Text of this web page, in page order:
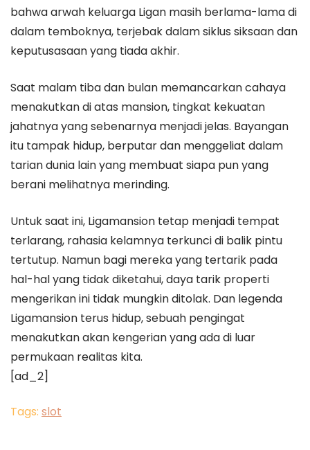
bahwa arwah keluarga Ligan masih berlama-lama di
dalam temboknya, terjebak dalam siklus siksaan dan
keputusasaan yang tiada akhir.
Saat malam tiba dan bulan memancarkan cahaya
menakutkan di atas mansion, tingkat kekuatan
jahatnya yang sebenarnya menjadi jelas. Bayangan
itu tampak hidup, berputar dan menggeliat dalam
tarian dunia lain yang membuat siapa pun yang
berani melihatnya merinding.
Untuk saat ini, Ligamansion tetap menjadi tempat
terlarang, rahasia kelamnya terkunci di balik pintu
tertutup. Namun bagi mereka yang tertarik pada
hal-hal yang tidak diketahui, daya tarik properti
mengerikan ini tidak mungkin ditolak. Dan legenda
Ligamansion terus hidup, sebuah pengingat
menakutkan akan kengerian yang ada di luar
permukaan realitas kita.
[ad_2]
Tags: slot